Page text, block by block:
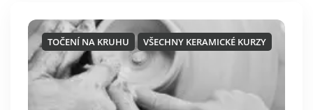
TOČENÍ NA KRUHU VŠECHNY KERAMICKÉ KURZY